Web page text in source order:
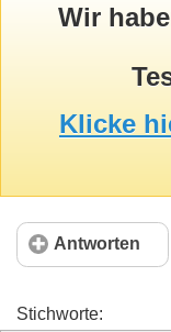
Wir
Klicke
Antworten
Stichworte: